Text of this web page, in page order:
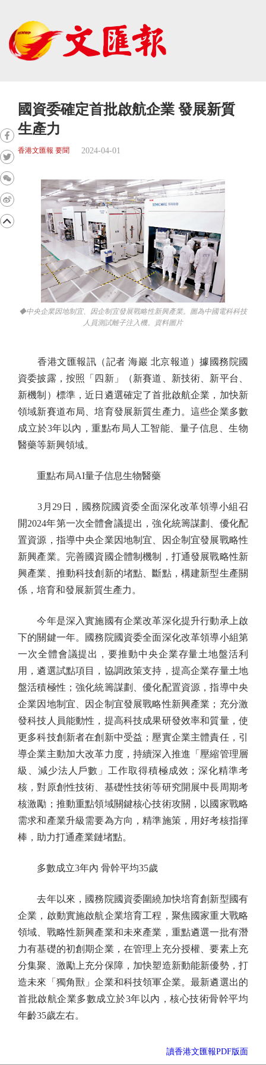
國資委確定首批啟航企業 發展新質
生產力
香港文匯報 要聞 2024-04-01
◆中央企業因地制宜、因企制宜發展戰略性新興產業。圖為中國電科科技
人員測試離子注入機。資料圖片
香港文匯報訊（記者 海巖 北京報道）據國務院國
資委披露，按照「四新」（新賽道、新技術、新平台、
新機制）標準，近日遴選確定了首批啟航企業，加快新
領域新賽道布局、培育發展新質生產力。這些企業多數
成立於3年以內，重點布局人工智能、量子信息、生物
醫藥等新興領域。
重點布局AI量子信息生物醫藥
3月29日，國務院國資委全面深化改革領導小組召
開2024年第一次全體會議提出，強化統籌謀劃、優化配
置資源，指導中央企業因地制宜、因企制宜發展戰略性
新興產業。完善國資國企體制機制，打通發展戰略性新
興產業、推動科技創新的堵點、斷點，構建新型生產關
係，培育和發展新質生產力。
今年是深入實施國有企業改革深化提升行動承上啟
下的關鍵一年。國務院國資委全面深化改革領導小組第
一次全體會議提出，要推動中央企業存量土地盤活利
用，遴選試點項目，協調政策支持，提高企業存量土地
盤活積極性；強化統籌謀劃、優化配置資源，指導中央
企業因地制宜、因企制宜發展戰略性新興產業；充分激
發科技人員能動性，提高科技成果研發效率和質量，使
更多科技創新者在創新中受益；壓實企業主體責任，引
導企業主動加大改革力度，持續深入推進「壓縮管理層
級、減少法人戶數」工作取得積極成效；深化精準考
核，對原創性技術、基礎性技術等研究開展中長周期考
核激勵；推動重點領域關鍵核心技術攻關，以國家戰略
需求和產業升級需要為方向，精準施策，用好考核指揮
棒，助力打通產業鏈堵點。
多數成立3年內 骨幹平均35歲
去年以來，國務院國資委圍繞加快培育創新型國有
企業，啟動實施啟航企業培育工程，聚焦國家重大戰略
領域、戰略性新興產業和未來產業，重點遴選一批有潛
力有基礎的初創期企業，在管理上充分授權、要素上充
分集聚、激勵上充分保障，加快塑造新動能新優勢，打
造未來「獨角獸」企業和科技領軍企業。最新遴選出的
首批啟航企業多數成立於3年以內，核心技術骨幹平均
年齡35歲左右。
讀香港文匯報PDF版面